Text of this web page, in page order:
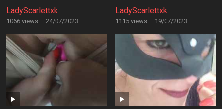
LadyScarlettxk
1066 views · 24/07/2023
LadyScarlettxk
1115 views · 19/07/2023